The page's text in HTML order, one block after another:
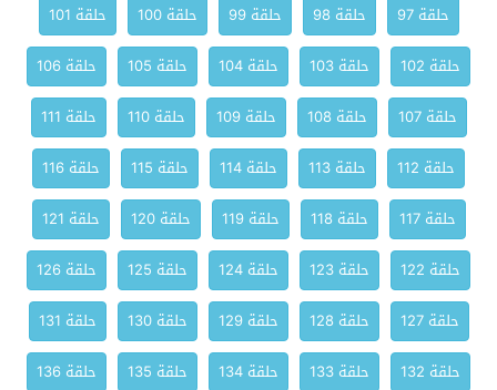
حلقة 97
حلقة 98 حلقة 99 حلقة 100
حلقة 101
حلقة 102
حلقة 103 حلقة 104 حلقة 105
حلقة 106
حلقة 107
حلقة 108 حلقة 109 حلقة 110
حلقة 111
حلقة 112
حلقة 113 حلقة 114 حلقة 115
حلقة 116
حلقة 117
حلقة 118 حلقة 119 حلقة 120
حلقة 121
حلقة 122
حلقة 123 حلقة 124 حلقة 125
حلقة 126
حلقة 127
حلقة 128 حلقة 129 حلقة 130
حلقة 131
حلقة 132
حلقة 133 حلقة 134 حلقة 135 حلقة 136